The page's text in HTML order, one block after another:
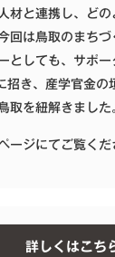
材と連携し、ど
回は鳥取のまちづ
としても、サポ
き、産学官金の
取を紐解きました。
ジにてご覧くだ
詳しくはこち